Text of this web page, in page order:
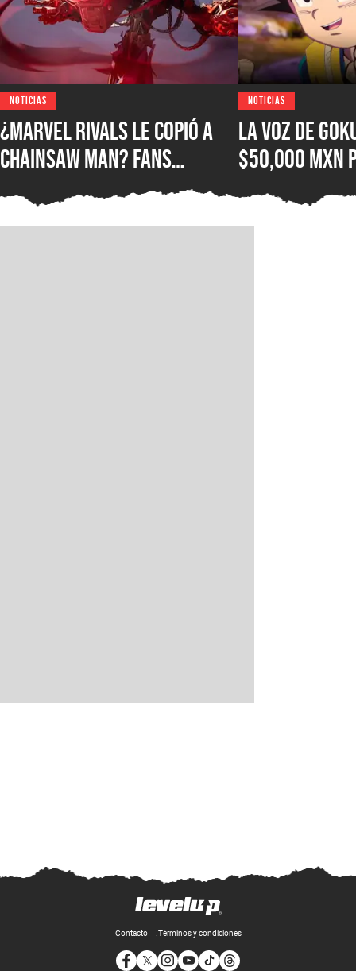
NOTICIAS
¿Marvel Rivals le copió a
Chainsaw Man? Fans
comparan a The Hood con el
Demonio Pistola
NOTICIAS
La voz de
$50,000 MXN
autógrafo y
consideran
Contacto Términos y condiciones